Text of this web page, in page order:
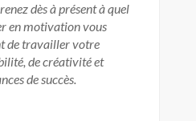
dès à présent à quel
en motivation vous
de travailler votre
de créativité et
de succès.